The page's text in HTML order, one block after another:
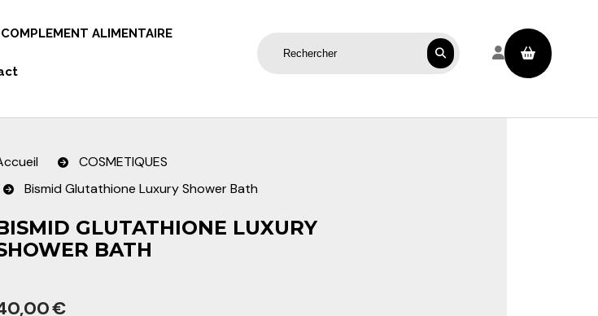
COMPLEMENT ALIMENTAIRE Rechercher sur le site
COSMETIQUES
Bismid Glutathione Luxury Shower Bath
GLUTATHIONE LUXURY
BATH
€